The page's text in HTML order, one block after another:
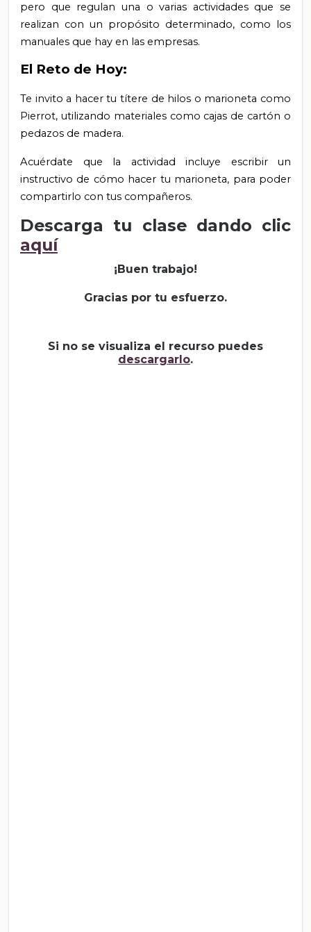
pero que regulan una o varias actividades que se
realizan con un propósito determinado, como los
manuales que hay en las empresas.
El Reto de Hoy:
Te invito a hacer tu títere de hilos o marioneta como
Pierrot, utilizando materiales como cajas de cartón o
pedazos de madera.
Acuérdate que la actividad incluye escribir un
instructivo de cómo hacer tu marioneta, para poder
compartirlo con tus compañeros.
Descarga tu clase dando clic
aquí
¡Buen trabajo!
Gracias por tu esfuerzo.
Si no se visualiza el recurso puedes
descargarlo.